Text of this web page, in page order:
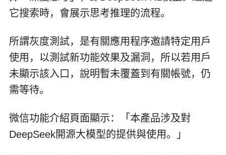
它搜索時，會展示思考推理的流程。
所謂灰度測試，是有關應用程序邀請特定用戶
使用，以測試新功能效果及漏洞，所以若用戶
未顯示該入口，說明暫未覆蓋到有關帳號，仍
需等待。
微信功能介紹頁面顯示：「本產品涉及對
DeepSeek開源大模型的提供與使用。」